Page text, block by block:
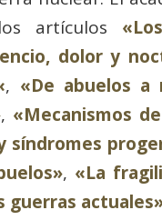
artículos
dolor y
, «De abuelos a
, «Mecanismos
síndromes
, «La
guerras